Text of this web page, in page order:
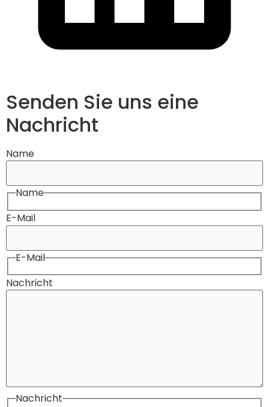
Senden Sie uns eine
Nachricht
Name
Name
E-Mail
E-Mail
Nachricht
Nachricht